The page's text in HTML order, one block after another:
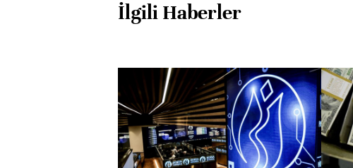
İlgili Haberler